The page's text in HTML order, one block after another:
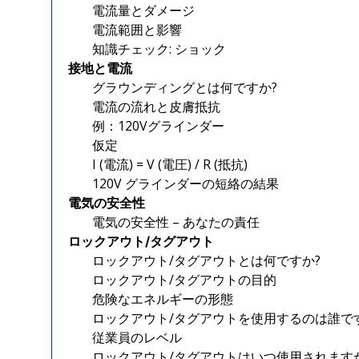
電流量とダメージ
電流範囲と影響
知識チェック: ショック
接地と電流
グラウンディングとは何ですか?
電流の流れと皮膚抵抗
例：120Vグラインダー
仮定
I (電流) = V (電圧) / R (抵抗)
120V グラインダーの短絡の結果
電気の安全性
電気の安全性 – あなたの責任
ロックアウト/タグアウト
ロックアウト/タグアウトとは何ですか?
ロックアウト/タグアウトの目的
危険なエネルギーの形態
ロックアウト/タグアウトを使用するのは誰で
従業員のレベル